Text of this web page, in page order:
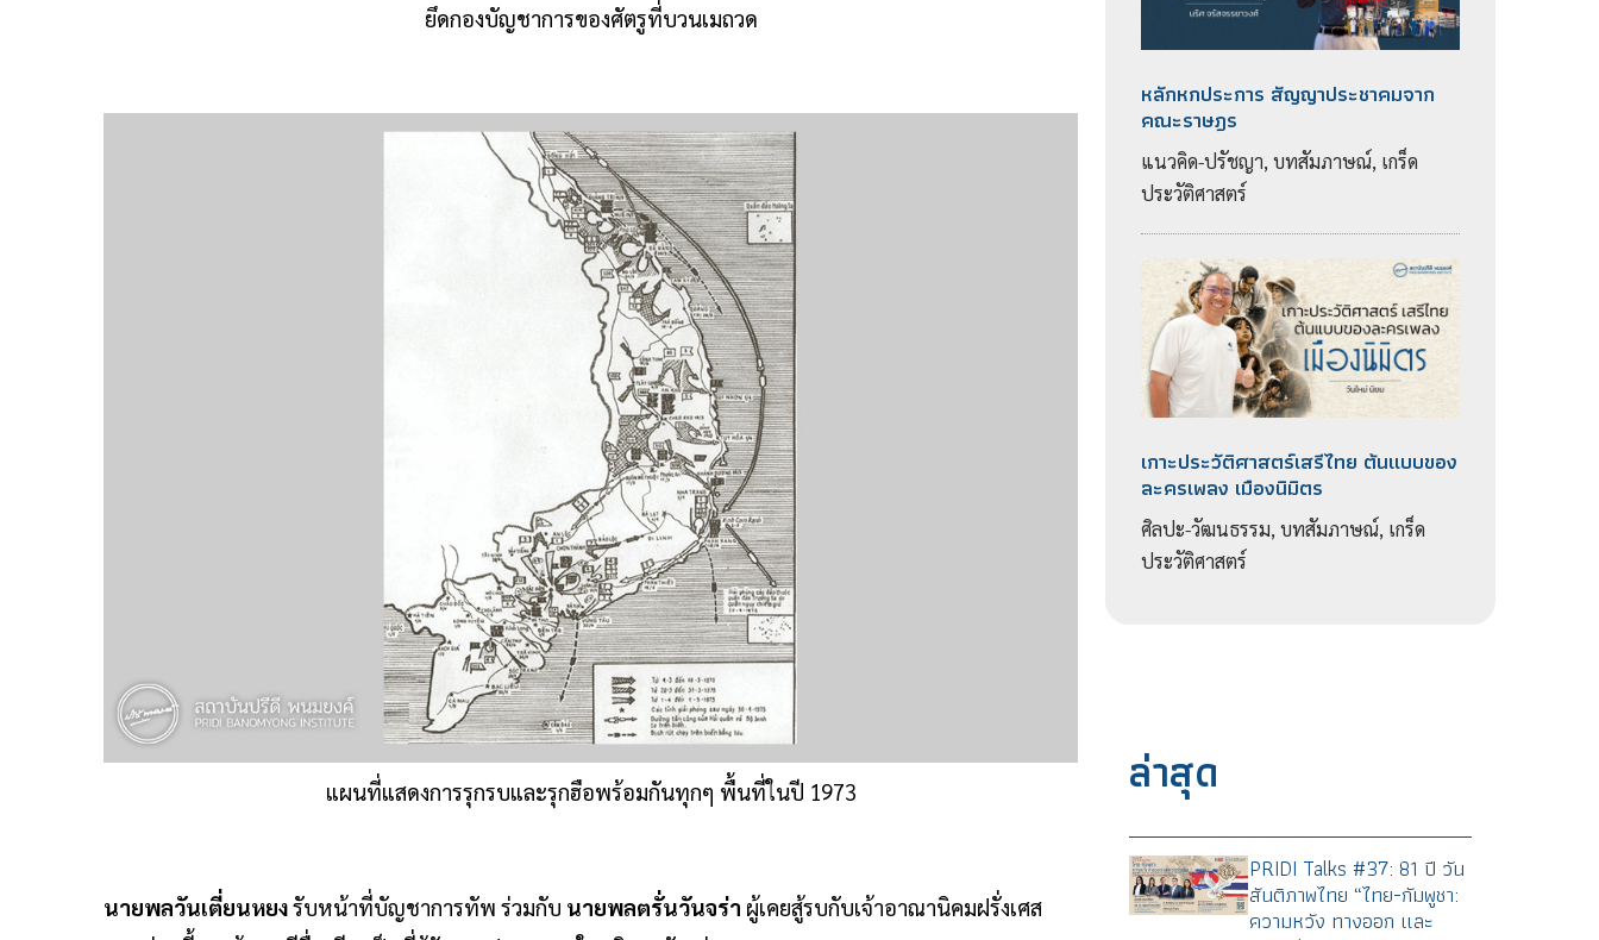
ยึดกองบัญชาการของศัตรูที่บวนเมถวด
แผนที่แสดงการรุกรบและรุกฮือพร้อมกันทุกๆ พื้นที่ในปี 1973
นายพลวันเตี่ยนหยงรับหน้าที่บัญชาการทัพ ร่วมกับ นายพลตรั่นวันจร่า ผู้เคยสู้รบกับเจ้าอาณานิคมฝรั่งเศส
หลักหกประการ สัญญาประชาคมจาก
คณะราษฎร
แนวคิด-ปรัชญา, บทสัมภาษณ์, เกร็ด
ประวัติศาสตร์
เกาะประวัติศาสตร์เสรีไทย ต้นแบบของ
ละครเพลง เมืองนิมิตร
ศิลปะ-วัฒนธรรม, บทสัมภาษณ์, เกร็ด
ประวัติศาสตร์
ล่าสุด
PRIDI Talks #37: 81 ปี วัน
สันติภาพไทย “ไทย-กัมพูชา:
ความหวัง ทางออก และ